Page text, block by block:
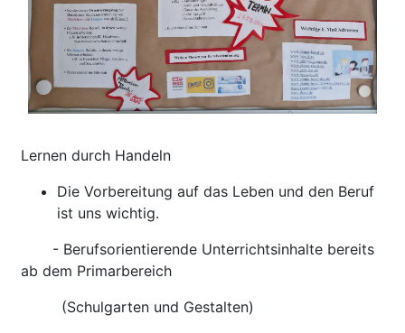
Lernen durch Handeln
Die Vorbereitung auf das Leben und den Beruf
ist uns wichtig.
- Berufsorientierende Unterrichtsinhalte bereits
ab dem Primarbereich
(Schulgarten und Gestalten)